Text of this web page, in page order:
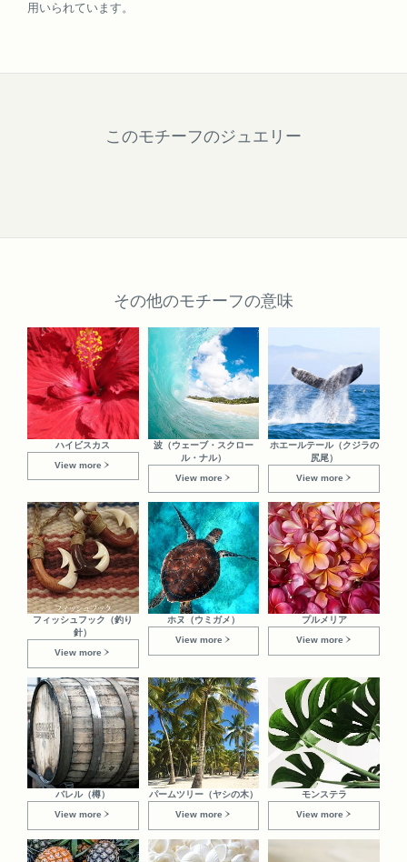
用いられています。
このモチーフのジュエリー
その他のモチーフの意味
ハイビスカス
View more
波（ウェーブ・スクロー
ル・ナル）
View more
ホエールテール（クジラの
尻尾）
View more
フィッシュフック（釣り
針）
View more
ホヌ（ウミガメ）
View more
プルメリア
View more
バレル（樽）
View more
パームツリー（ヤシの木）
View more
モンステラ
View more